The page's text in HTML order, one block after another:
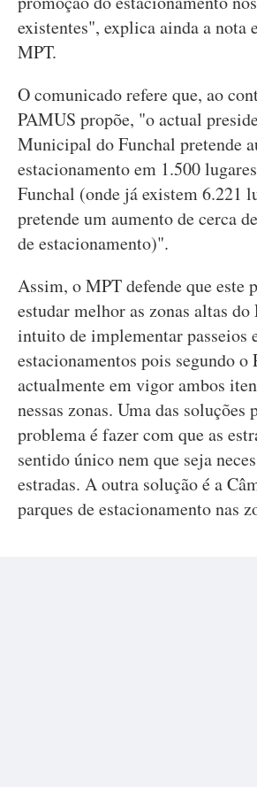
existentes", explica ainda a nota
MPT.
O comunicado refere que, ao
PAMUS propõe, "o actual
Municipal do Funchal pretende
estacionamento em 1.500
Funchal (onde já existem 6.221
pretende um aumento de cerca
de estacionamento)".
Assim, o MPT defende que este
estudar melhor as zonas altas
intuito de implementar passeios
estacionamentos pois segundo o
actualmente em vigor ambos
nessas zonas. Uma das soluções
problema é fazer com que as
sentido único nem que seja
estradas. A outra solução é a
parques de estacionamento nas